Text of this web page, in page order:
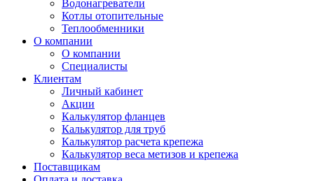
Водонагреватели
Котлы отопительные
Теплообменники
О компании
О компании
Специалисты
Клиентам
Личный кабинет
Акции
Калькулятор фланцев
Калькулятор для труб
Калькулятор расчета крепежа
Калькулятор веса метизов и крепежа
Поставщикам